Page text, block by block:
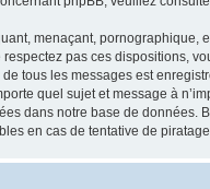
menaçant,
pas ces dispositions,
tous les messages est
quel sujet et message à
dans notre base de
en cas de tentative de